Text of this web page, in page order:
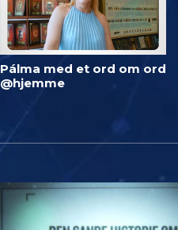
Pálma med et ord om ord
@hjemme